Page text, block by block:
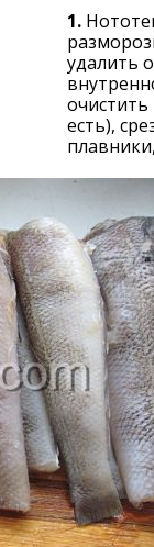
1.
удалить
очистить
есть),
плавники,